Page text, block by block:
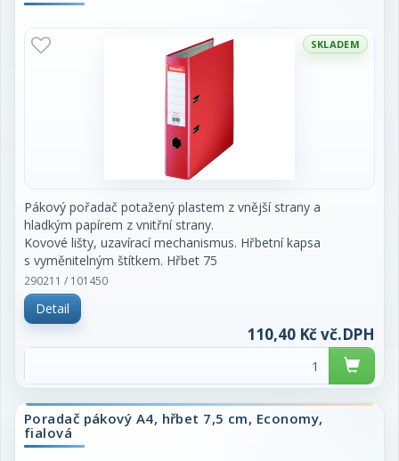
SKLADEM
Pákový pořadač potažený plastem z vnější strany a
hladkým papírem z vnitřní strany.
Kovové lišty, uzavírací mechanismus. Hřbetní kapsa
s vyměnitelným štítkem. Hřbet 75
mm. Cena za kus.
290211 / 101450
Detail
110,40 Kč vč.DPH
Poradač pákový A4, hřbet 7,5 cm, Economy,
fialová